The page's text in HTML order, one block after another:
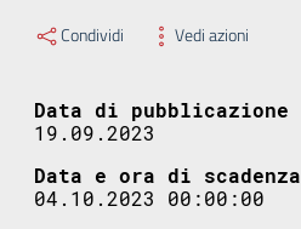
Condividi Vedi azioni
Data di pubblicazione
19.09.2023
Data e ora di scadenza
04.10.2023 00:00:00